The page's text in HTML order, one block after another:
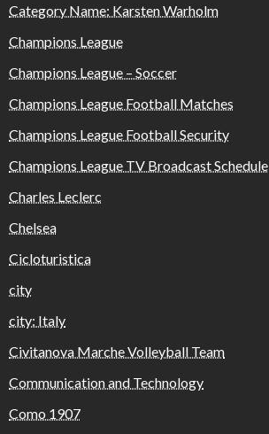
Category Name: Karsten Warholm
Champions League
Champions League – Soccer
Champions League Football Matches
Champions League Football Security
Champions League TV Broadcast Schedule
Charles Leclerc
Chelsea
Cicloturistica
city
city: Italy
Civitanova Marche Volleyball Team
Communication and Technology
Como 1907